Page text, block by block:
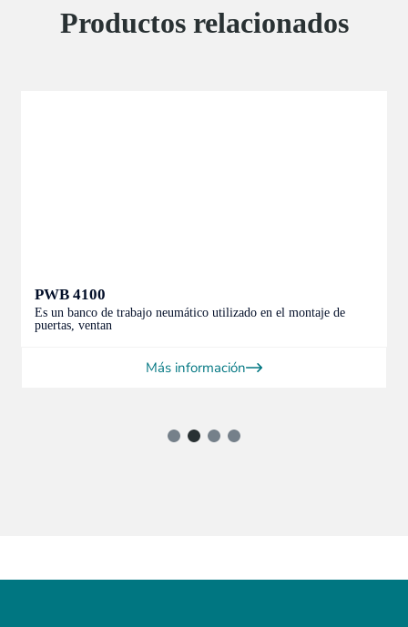
Productos relacionados
PWB 4100
Es un banco de trabajo neumático utilizado en el montaje de
puertas, ventan
Más información